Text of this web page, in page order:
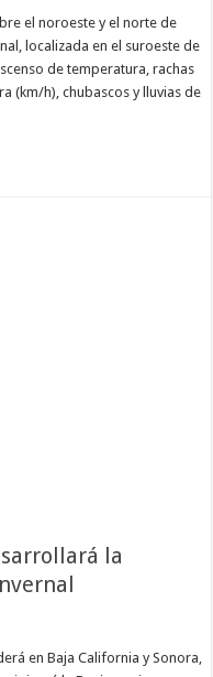
el noroeste y el norte de
localizada en el suroeste de
de temperatura, rachas
(km/h), chubascos y lluvias de
la
en Baja California y Sonora,